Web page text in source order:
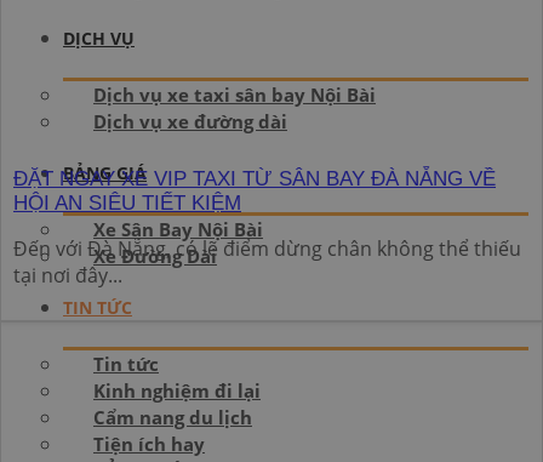
DỊCH VỤ
Dịch vụ xe taxi sân bay Nội Bài
Dịch vụ xe đường dài
BẢNG GIÁ
Xe Sân Bay Nội Bài
Xe Đường Dài
TIN TỨC
Tin tức
Kinh nghiệm đi lại
Cẩm nang du lịch
Tiện ích hay
ĐẶT NGAY XE VIP TAXI TỪ SÂN BAY ĐÀ NẴNG VỀ
HỘI AN SIÊU TIẾT KIỆM
Đến với Đà Nẵng, có lẽ điểm dừng chân không thể thiếu
tại nơi đây...